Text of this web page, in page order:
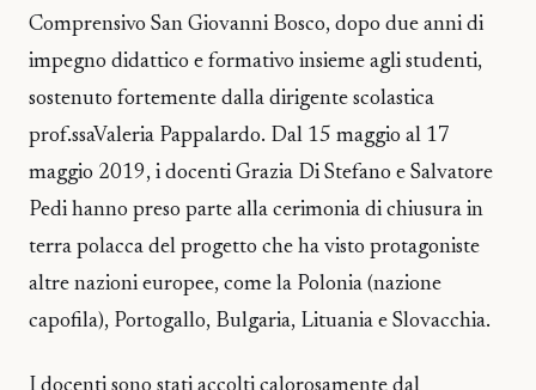
Comprensivo San Giovanni Bosco, dopo due anni di
impegno didattico e formativo insieme agli studenti,
sostenuto fortemente dalla dirigente scolastica
prof.ssaValeria Pappalardo. Dal 15 maggio al 17
maggio 2019, i docenti Grazia Di Stefano e Salvatore
Pedi hanno preso parte alla cerimonia di chiusura in
terra polacca del progetto che ha visto protagoniste
altre nazioni europee, come la Polonia (nazione
capofila), Portogallo, Bulgaria, Lituania e Slovacchia.